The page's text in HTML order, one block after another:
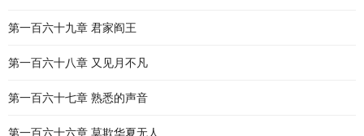
第一百六十九章 君家阎王
第一百六十八章 又见月不凡
第一百六十七章 熟悉的声音
第一百六十六章 莫欺华夏无人